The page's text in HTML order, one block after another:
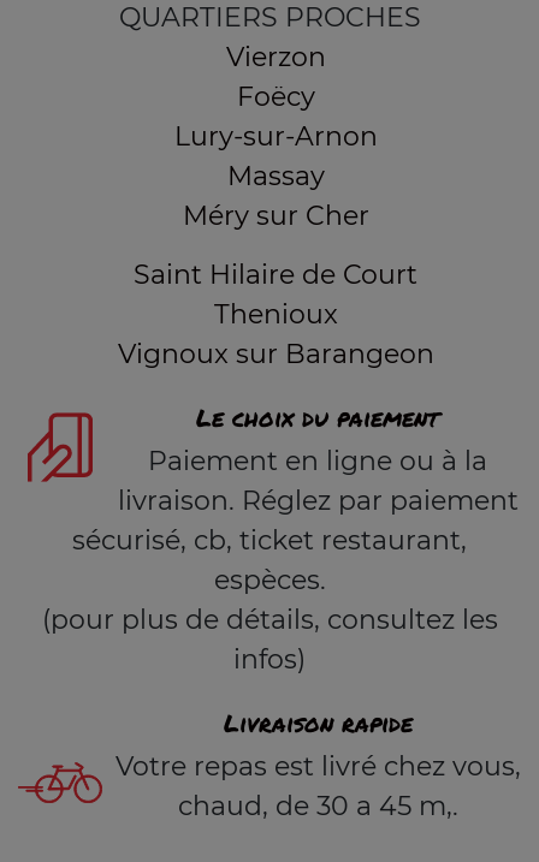
QUARTIERS PROCHES
Vierzon
Foëcy
Lury-sur-Arnon
Massay
Méry sur Cher
Saint Hilaire de Court
Thenioux
Vignoux sur Barangeon
Le choix du paiement
Paiement en ligne ou à la
livraison. Réglez par paiement
sécurisé, cb, ticket restaurant,
espèces.
(pour plus de détails, consultez les
infos)
Livraison rapide
Votre repas est livré chez vous,
chaud, de 30 a 45 m,.